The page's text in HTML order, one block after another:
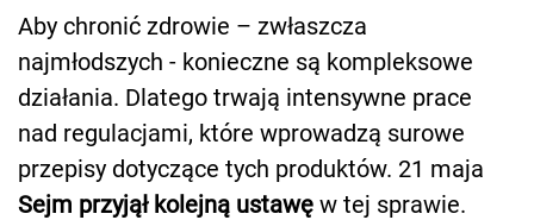
Aby chronić zdrowie – zwłaszcza
najmłodszych - konieczne są kompleksowe
działania. Dlatego trwają intensywne prace
nad regulacjami, które wprowadzą surowe
przepisy dotyczące tych produktów. 21 maja
Sejm przyjął kolejną ustawę w tej sprawie.